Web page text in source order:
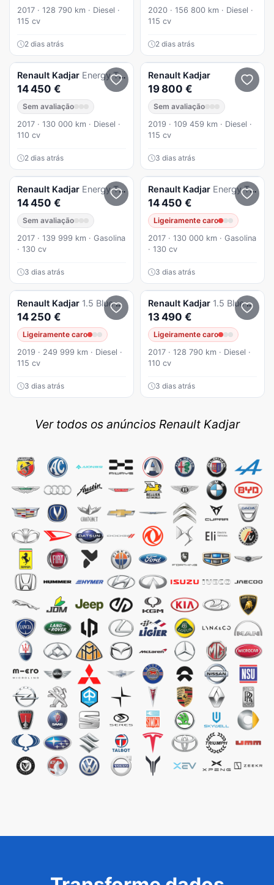
2017 · 128 790 km · Diesel ·
115 cv
2 dias atrás
2020 · 156 800 km · Diesel ·
115 cv
2 dias atrás
Renault Kadjar Energy TCe 130 EDC LIMITED
14 450 €
Sem avaliação
2017 · 130 000 km · Diesel ·
110 cv
2 dias atrás
Renault Kadjar
19 800 €
Sem avaliação
2019 · 109 459 km · Diesel ·
115 cv
3 dias atrás
Renault Kadjar Energy TCe 130 EDC LIMITED
14 450 €
Sem avaliação
2017 · 139 999 km · Gasolina
· 130 cv
3 dias atrás
Renault Kadjar Energy TCe 130 EDC LIMITED
14 450 €
Ligeiramente caro
2017 · 130 000 km · Gasolina
· 130 cv
3 dias atrás
Renault Kadjar 1.5 Blue dCi 115 Zen
14 250 €
Ligeiramente caro
2019 · 249 999 km · Diesel ·
115 cv
3 dias atrás
Renault Kadjar 1.5 Blue dCi Intens EDC
13 490 €
Ligeiramente caro
2017 · 128 790 km · Diesel ·
110 cv
3 dias atrás
Ver todos os anúncios Renault Kadjar